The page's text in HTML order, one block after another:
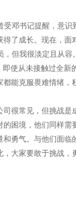
受邓书记提醒，意识
得了成长。现在，面
，但我很淡定且从容
即使从未接触过全新
能克服畏难情绪，
司很常见，但挑战是
的困境，他们同样需
勇气。与他们面临
，大家要敢于挑战，